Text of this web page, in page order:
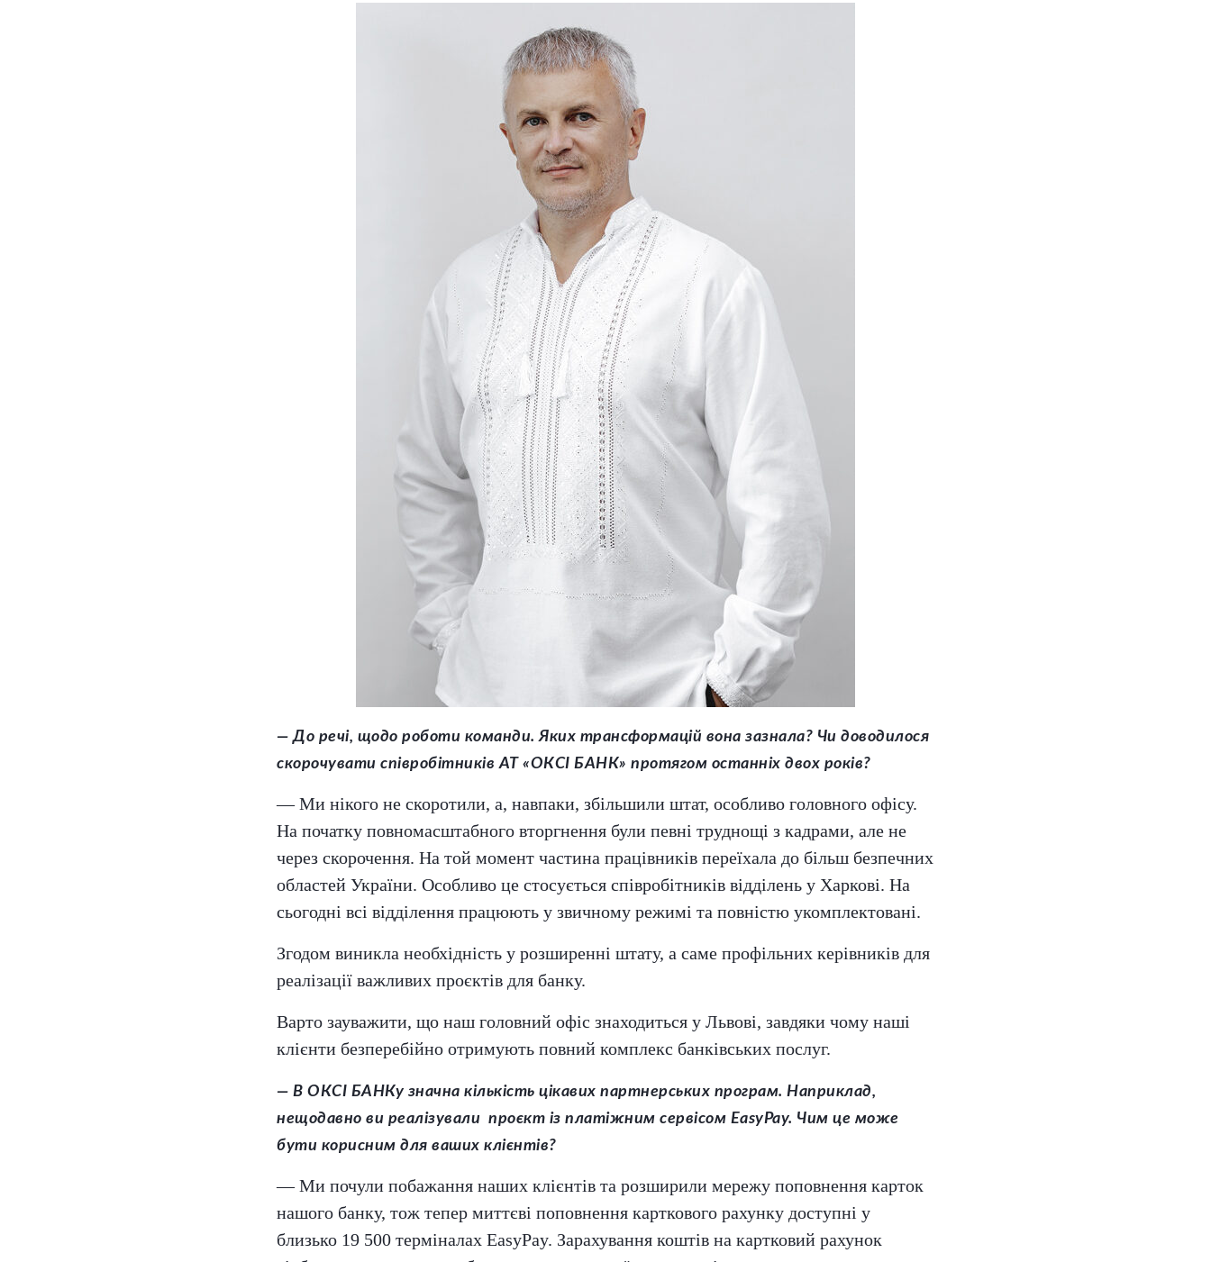
— До речі, щодо роботи команди. Яких трансформацій вона зазнала? Чи доводилося
скорочувати співробітників АТ «ОКСІ БАНК» протягом останніх двох років?
— Ми нікого не скоротили, а, навпаки, збільшили штат, особливо головного офісу.
На початку повномасштабного вторгнення були певні труднощі з кадрами, але не
через скорочення. На той момент частина працівників переїхала до більш безпечних
областей України. Особливо це стосується співробітників відділень у Харкові. На
сьогодні всі відділення працюють у звичному режимі та повністю укомплектовані.
Згодом виникла необхідність у розширенні штату, а саме профільних керівників для
реалізації важливих проєктів для банку.
Варто зауважити, що наш головний офіс знаходиться у Львові, завдяки чому наші
клієнти безперебійно отримують повний комплекс банківських послуг.
— В ОКСІ БАНКу значна кількість цікавих партнерських програм. Наприклад,
нещодавно ви реалізували проєкт із платіжним сервісом EasyPay. Чим це може
бути корисним для ваших клієнтів?
— Ми почули побажання наших клієнтів та розширили мережу поповнення карток
нашого банку, тож тепер миттєві поповнення карткового рахунку доступні у
близько 19 500 терміналах EasyPay. Зарахування коштів на картковий рахунок